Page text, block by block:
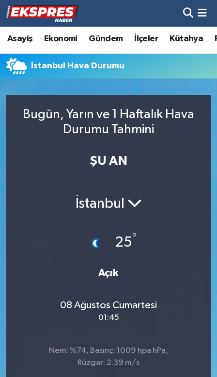
Asayiş Ekonomi Gündem İlçeler Kütahya
İstanbul Hava Durumu
Bugün, Yarın ve 1 Haftalık Hava
Durumu Tahmini
ŞU AN
İstanbul
25°
Açık
08 Ağustos Cumartesi
01:45
Nem: %74, Basınç: 1009 hpa hPa,
Rüzgar: 2.39 m/s
Altıntaş
Asayiş
Biyografiler
Hava Durumu
Trafik Durumu
Tüm Manşetler
Son Dakika Haberleri